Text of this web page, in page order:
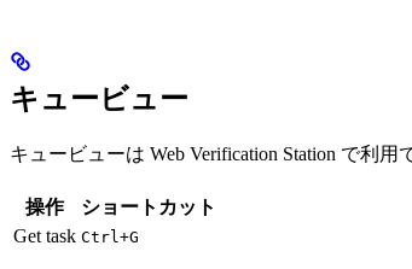
キュービュー
キュービューは Web Verification Station で利用
操作
ショートカット
Get task Ctrl+G